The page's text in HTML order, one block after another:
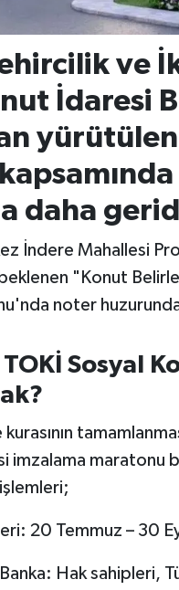
ve
İdaresi
daha
İndere Mahallesi
"Konut
noter
Sosyal
imzalama
20 Temmuz – 30
Banka: Hak sahipleri,